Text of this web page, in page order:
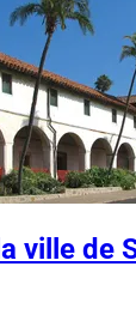
ville de